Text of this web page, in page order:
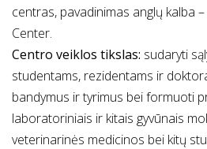
centras, pavadinimas anglų kalba
Center.
Centro veiklos tikslas: sudaryti
studentams, rezidentams ir
bandymus ir tyrimus bei formuoti
laboratoriniais ir kitais gyvūnais
veterinarinės medicinos bei kitų